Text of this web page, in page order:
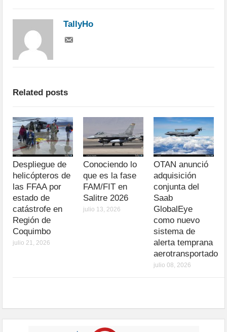
TallyHo
Related posts
Despliegue de
helicópteros de
las FFAA por
estado de
catástrofe en
Región de
Coquimbo
julio 21, 2026
Conociendo lo
que es la fase
FAM/FIT en
Salitre 2026
julio 13, 2026
OTAN anunció
adquisición
conjunta del
Saab
GlobalEye
como nuevo
sistema de
alerta temprana
aerotransportado
julio 08, 2026